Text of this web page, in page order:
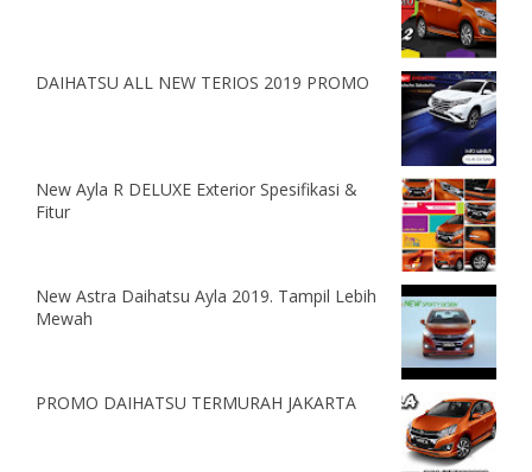
DAIHATSU ALL NEW TERIOS 2019 PROMO
New Ayla R DELUXE Exterior Spesifikasi &
Fitur
New Astra Daihatsu Ayla 2019. Tampil Lebih
Mewah
PROMO DAIHATSU TERMURAH JAKARTA